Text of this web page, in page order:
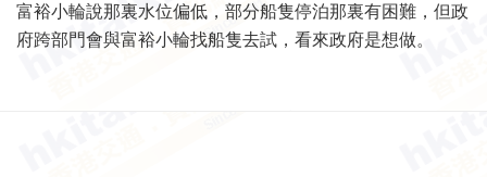
富裕小輪說那裏水位偏低，部分船隻停泊那裏有困難，但政
府跨部門會與富裕小輪找船隻去試，看來政府是想做。